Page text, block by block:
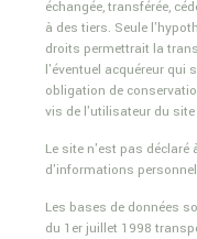
échangée, transférée,
à des tiers. Seule
droits permettrait la
l'éventuel acquéreur qui
obligation de
vis de l'utilisateur du site
Le site n'est pas déclaré
d'informations
Les bases de données
du 1er juillet 1998